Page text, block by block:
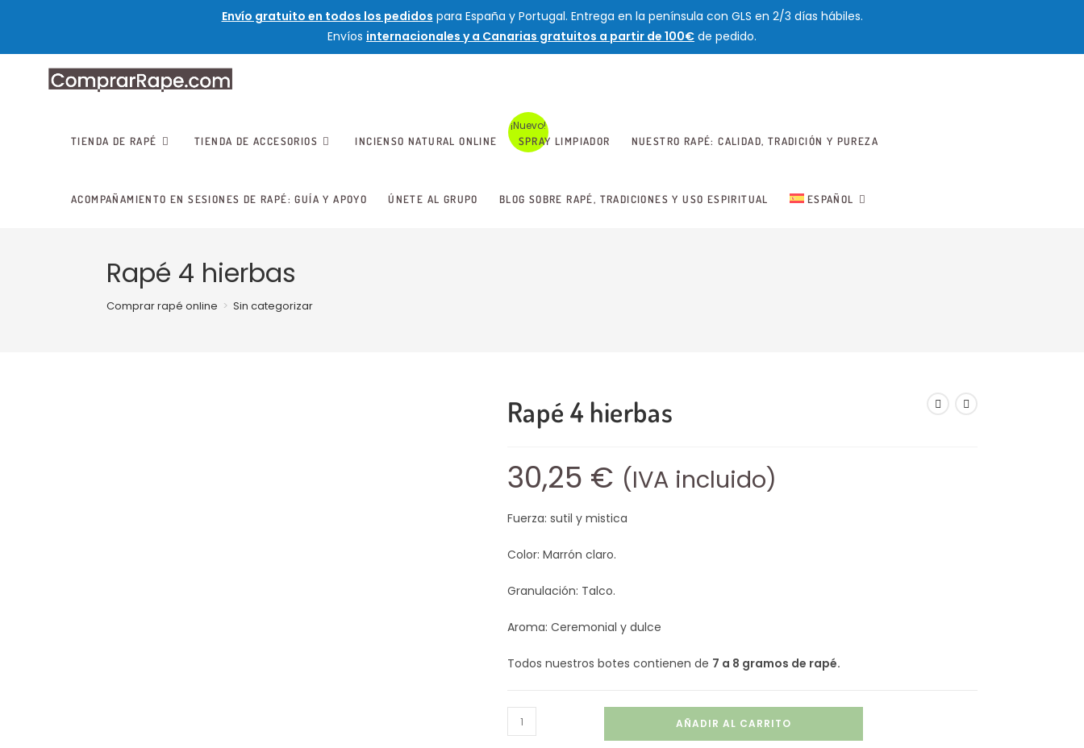
Envío gratuito en todos los pedidos para España y Portugal. Entrega en la península con GLS en 2/3 días hábiles.
Envíos internacionales y a Canarias gratuitos a partir de 100€ de pedido.
TIENDA DE RAPÉ TIENDA DE ACCESORIOS INCIENSO NATURAL ONLINE SPRAY LIMPIADOR NUESTRO RAPÉ: CALIDAD, TRADICIÓN Y PUREZA
ACOMPAÑAMIENTO EN SESIONES DE RAPÉ: GUÍA Y APOYO ÚNETE AL GRUPO BLOG SOBRE RAPÉ, TRADICIONES Y USO ESPIRITUAL ESPAÑOL
Rapé 4 hierbas
Comprar rapé online > Sin categorizar
Rapé 4 hierbas
30,25 € (IVA incluido)
Fuerza: sutil y mistica
Color: Marrón claro.
Granulación: Talco.
Aroma: Ceremonial y dulce
Todos nuestros botes contienen de 7 a 8 gramos de rapé.
AÑADIR AL CARRITO